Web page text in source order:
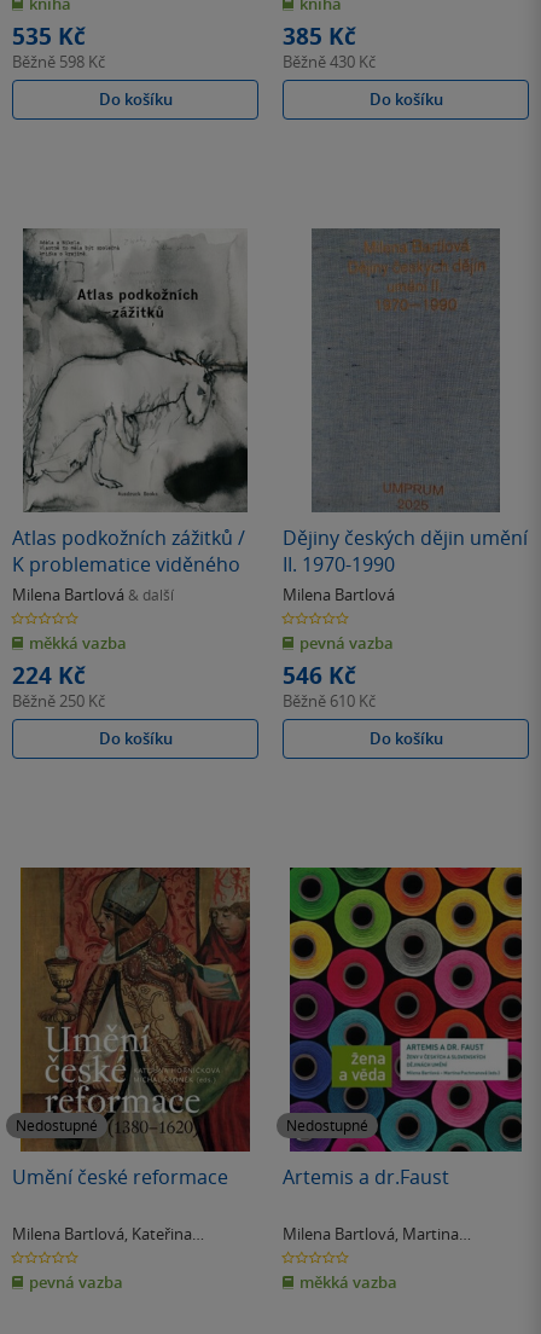
hvězdiček
535 Kč
Běžně 598 Kč
Do košíku
hvězdiček
385 Kč
Běžně430 Kč
Do košíku
Atlas podkožních zážitků /
K problematice viděného
Milena Bartlová & další
0.0
z
5
hvězdiček
měkká vazba
224 Kč
Běžně250 Kč
Do košíku
Dějiny českých dějin umění
II. 1970-1990
Milena Bartlová
0.0
z
5
hvězdiček
pevná vazba
546 Kč
Běžně 610 Kč
Do košíku
Nedostupné
Umění české reformace
Milena Bartlová, Kateřina
Horníčková
0.0
z
5
hvězdiček
pevná vazba
Nedostupné
Artemis a dr.Faust
Milena Bartlová, Martina
Pachmanová
0.0
z
5
hvězdiček
měkká vazba